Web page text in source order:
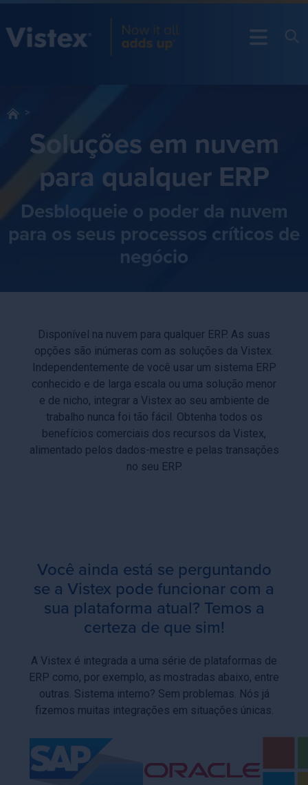
Soluções em nuvem
para qualquer ERP
Desbloqueie o poder da nuvem
para os seus processos críticos de
negócio
Disponível na nuvem para qualquer ERP. As suas
opções são inúmeras com as soluções da Vistex.
Independentemente de você usar um sistema ERP
conhecido e de larga escala ou uma solução menor
e de nicho, integrar a Vistex ao seu ambiente de
trabalho nunca foi tão fácil. Obtenha todos os
benefícios comerciais dos recursos da Vistex,
alimentado pelos dados-mestre e pelas transações
no seu ERP.
Você ainda está se perguntando
se a Vistex pode funcionar com a
sua plataforma atual? Temos a
certeza de que sim!
A Vistex é integrada a uma série de plataformas de
ERP como, por exemplo, as mostradas abaixo, entre
outras. Sistema interno? Sem problemas. Nós já
fizemos muitas integrações em situações únicas.